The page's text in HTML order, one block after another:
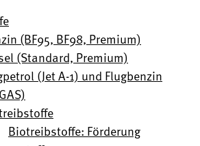
(BF95, BF98, Premium)
(Standard, Premium)
(Jet A-1) und Flugbenzin
Biotreibstoffe: Förderung